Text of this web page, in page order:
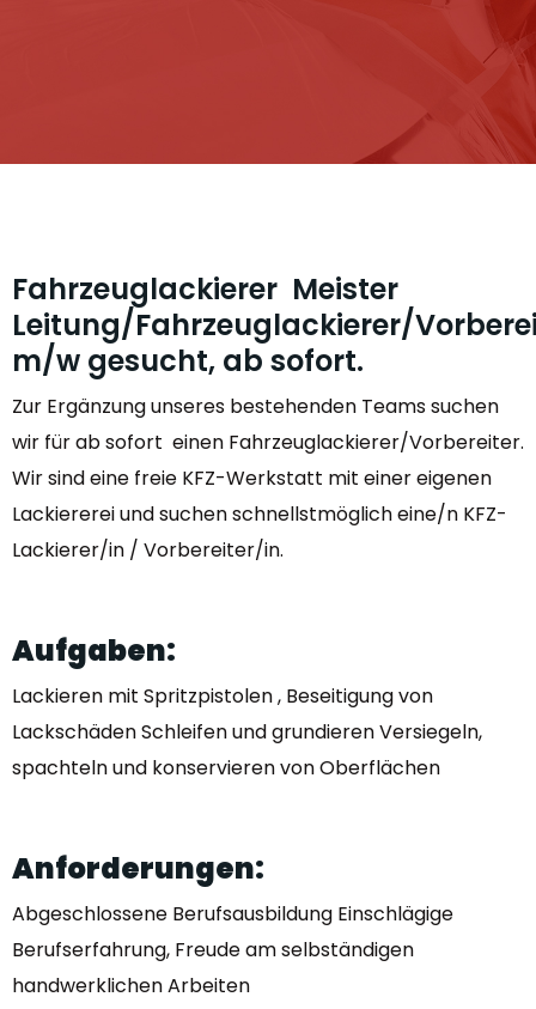
Fahrzeuglackierer Meister
Leitung/Fahrzeuglackierer/
m/w gesucht, ab sofort.
Zur Ergänzung unseres bestehenden Teams suchen
wir für ab sofort einen Fahrzeuglackierer/Vorbereiter.
Wir sind eine freie KFZ-Werkstatt mit einer eigenen
Lackiererei und suchen schnellstmöglich eine/n KFZ-
Lackierer/in / Vorbereiter/in.
Aufgaben:
Lackieren mit Spritzpistolen , Beseitigung von
Lackschäden Schleifen und grundieren Versiegeln,
spachteln und konservieren von Oberflächen
Anforderungen:
Abgeschlossene Berufsausbildung Einschlägige
Berufserfahrung, Freude am selbständigen
handwerklichen Arbeiten